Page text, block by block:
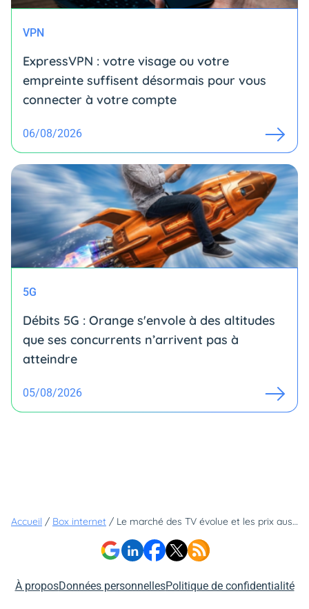
VPN
ExpressVPN : votre visage ou votre
empreinte suffisent désormais pour vous
connecter à votre compte
06/08/2026
5G
Débits 5G : Orange s'envole à des altitudes
que ses concurrents n’arrivent pas à
atteindre
05/08/2026
Accueil / Box internet / Le marché des TV évolue et les prix aussi... quels opérateurs affichent des offres Smart TV à prix cassés ?
À proposDonnées personnellesPolitique de confidentialité